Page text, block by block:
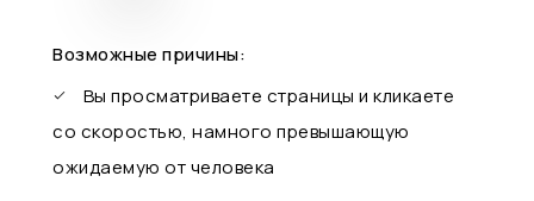
Возможные причины:
Вы просматриваете страницы и кликаете
со скоростью, намного превышающую
ожидаемую от человека